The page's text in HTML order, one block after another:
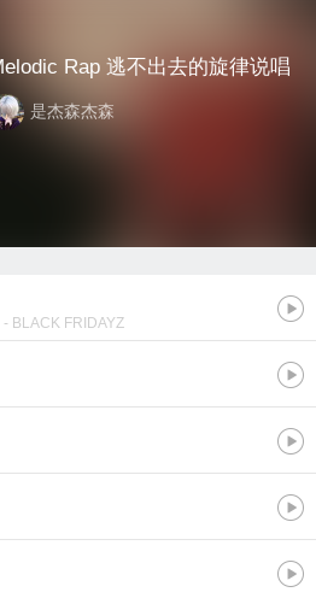
Melodic Rap 逃不出去的旋律说唱
是杰森杰森
- BLACK FRIDAYZ